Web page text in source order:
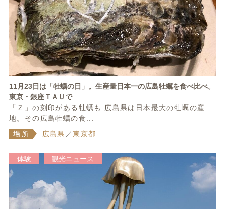
11月23日は「牡蠣の日」。生産量日本一の広島牡蠣を食べ比べ。
東京・銀座ＴＡＵで
「Ｚ」の刻印がある牡蠣も 広島県は日本最大の牡蠣の産
地。その広島牡蠣の食...
場所
広島県 ／東京都
体験 観光ニュース